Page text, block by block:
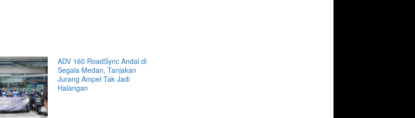
ADV 160 RoadSync Andal di
Segala Medan, Tanjakan
Jurang Ampel Tak Jadi
Halangan